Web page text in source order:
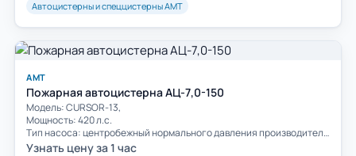
Автоцистерны и спеццистерны АМТ
АМТ
Пожарная автоцистерна АЦ-7,0-150
Модель: CURSOR-13,
Мощность: 420 л.с.
Тип насоса: центробежный нормального давления производительность 150 л/сек
Узнать цену за 1 час